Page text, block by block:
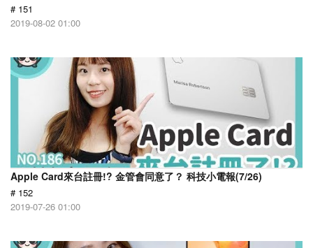
# 151
2019-08-02 01:00
Apple Card來台註冊!? 金管會同意了？ 科技小電報(7/26)
# 152
2019-07-26 01:00